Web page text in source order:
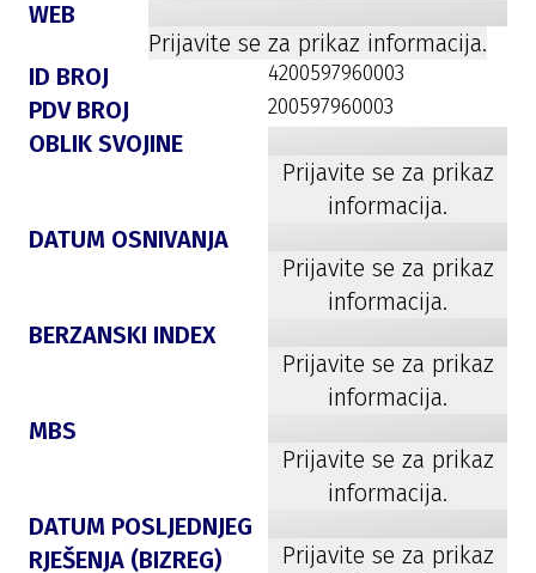
WEB
Prijavite se za prikaz informacija.
ID BROJ
4200597960003
PDV BROJ 200597960003
OBLIK SVOJINE
Prijavite se za prikaz
informacija.
DATUM OSNIVANJA
Prijavite se za prikaz
informacija.
BERZANSKI INDEX
Prijavite se za prikaz
informacija.
MBS
Prijavite se za prikaz
informacija.
DATUM POSLJEDNJEG
RJEŠENJA (BIZREG)
Prijavite se za prikaz